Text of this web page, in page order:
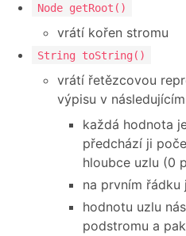
Node getRoot()
vrátí kořen stromu
String toString()
vrátí řetězcovou
výpisu v
každá hodnota
předchází ji
hloubce uzlu (0
na prvním řádku
hodnotu uzlu
podstromu a